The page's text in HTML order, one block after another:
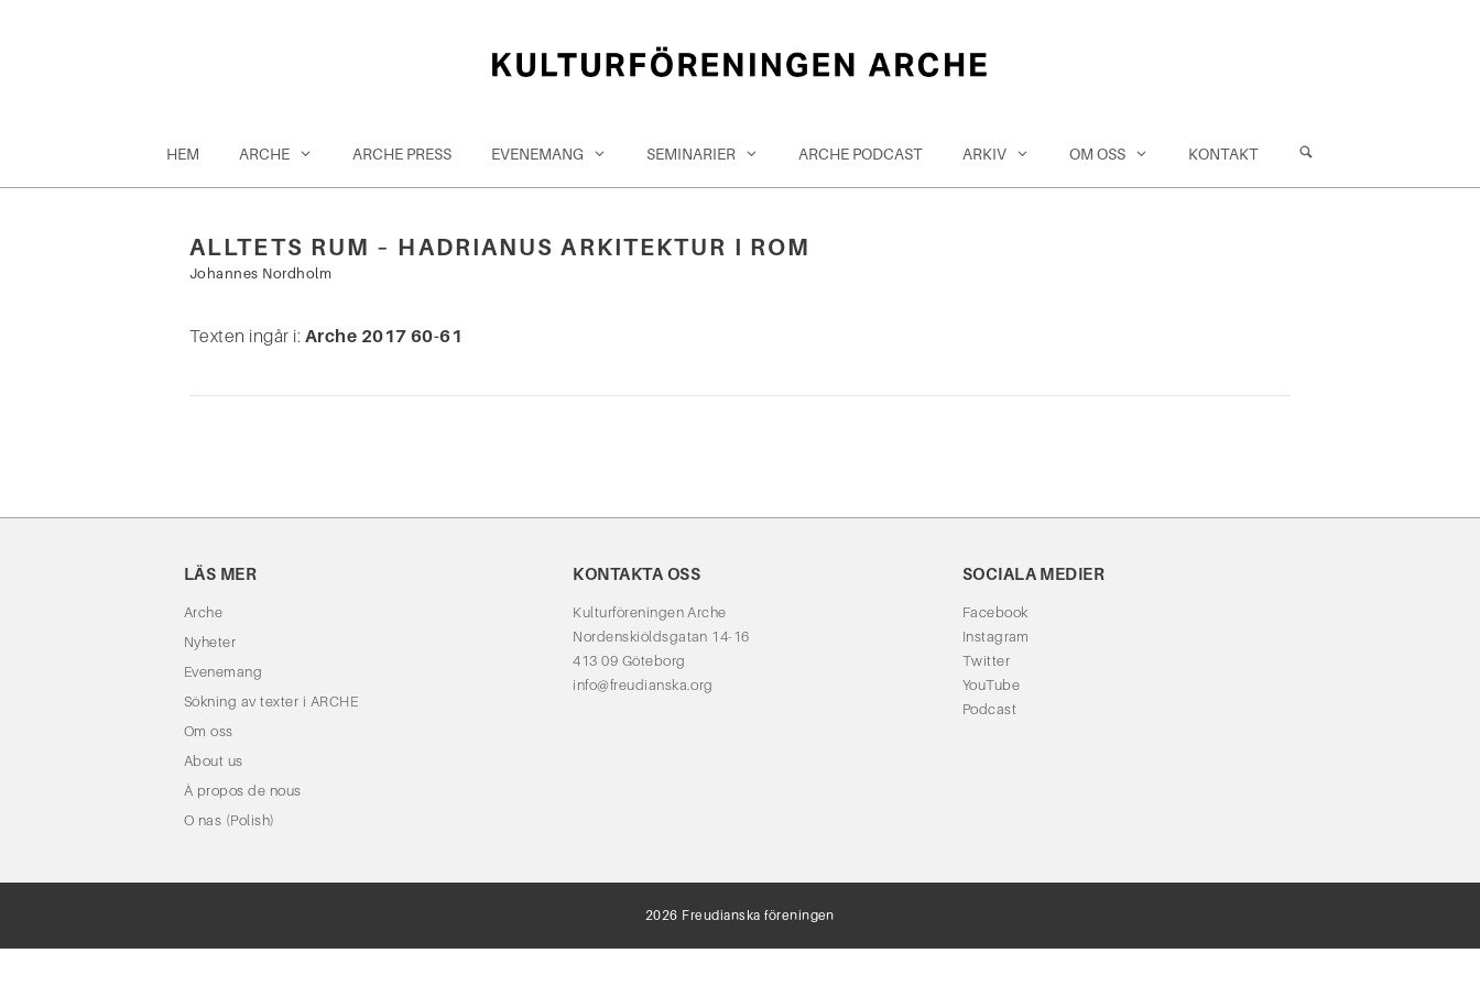
HEM ARCHE ARCHE PRESS EVENEMANG SEMINARIER ARCHE PODCAST ARKIV OM OSS KONTAKT
Sök
ALLTETS RUM – HADRIANUS ARKITEKTUR I ROM
Johannes Nordholm
Texten ingår i: Arche 2017 60-61
LÄS MER
Arche
Nyheter
Evenemang
Sökning av texter i ARCHE
Om oss
About us
À propos de nous
O nas (Polish)
KONTAKTA OSS
Kulturföreningen Arche
Nordenskiöldsgatan 14-16
413 09 Göteborg
info@freudianska.org
SOCIALA MEDIER
Facebook
Instagram
Twitter
YouTube
Podcast
2026 Freudianska föreningen